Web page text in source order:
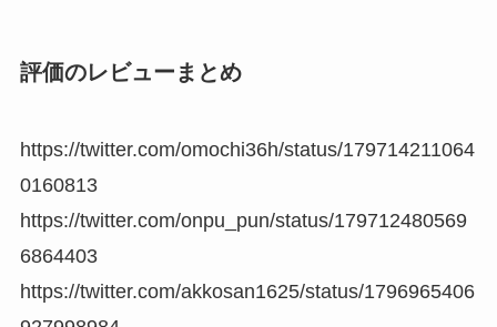
評価のレビューまとめ
https://twitter.com/omochi36h/status/179714211064
0160813
https://twitter.com/onpu_pun/status/179712480569
6864403
https://twitter.com/akkosan1625/status/1796965406